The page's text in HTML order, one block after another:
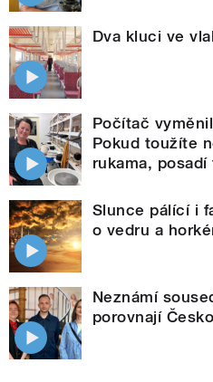
Dva kluci ve
Počítač
Pokud toužíte
rukama, posadí
Slunce pálící i
o vedru a
Neznámí
porovnají